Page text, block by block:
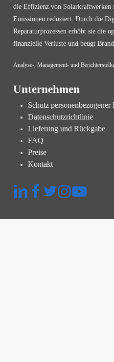
die Effizienz von Solarkraftwerken
Emissionen reduziert. Durch die
Reparaturprozessen erhöht sie die
finanzielle Verluste und beugt
Analyse-, Management- und
Unternehmen
Schutz personenbezogener
Datenschutzrichtlinie
Lieferung und Rückgabe
FAQ
Preise
Kontakt